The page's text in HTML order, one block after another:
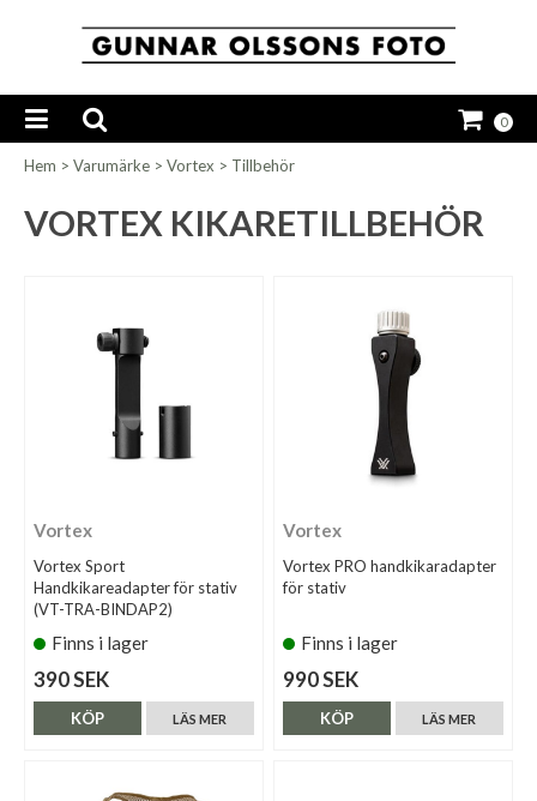
0
Hem > Varumärke > Vortex > Tillbehör
VORTEX KIKARETILLBEHÖR
Vortex
Vortex Sport
Handkikareadapter för stativ
(VT-TRA-BINDAP2)
Finns i lager
390 SEK
LÄS MER
KÖP
Vortex
Vortex PRO handkikaradapter
för stativ
Finns i lager
990 SEK
LÄS MER
KÖP